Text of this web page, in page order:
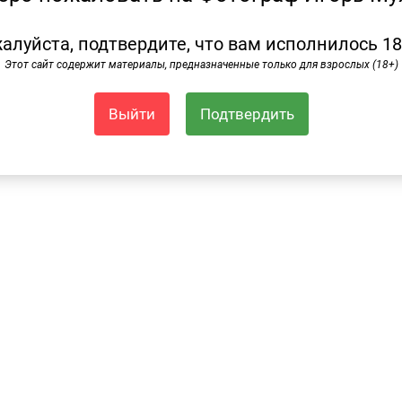
подтвердите, что вам исполнилось
Этот сайт содержит материалы, предназначенные только для взрослых (18+)
Выйти Подтвердить